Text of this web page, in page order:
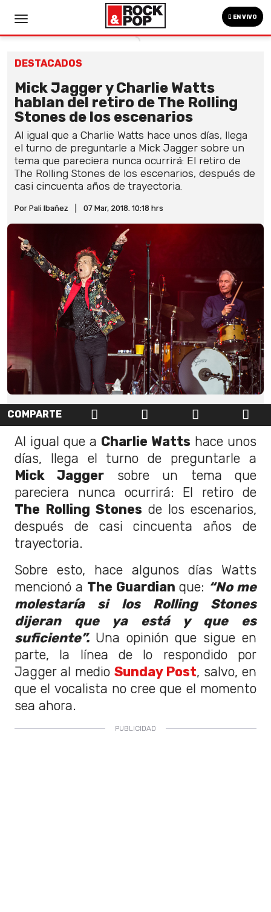
EN VIVO
DESTACADOS
Mick Jagger y Charlie Watts
hablan del retiro de The Rolling
Stones de los escenarios
Al igual que a Charlie Watts hace unos días, llega
el turno de preguntarle a Mick Jagger sobre un
tema que pareciera nunca ocurrirá: El retiro de
The Rolling Stones de los escenarios, después de
casi cincuenta años de trayectoria.
Por Pali Ibañez 07 Mar, 2018. 10:18 hrs
COMPARTE
Al igual que a Charlie Watts hace unos
días, llega el turno de preguntarle a
Mick Jagger sobre un tema que
pareciera nunca ocurrirá: El retiro de
The Rolling Stones de los escenarios,
después de casi cincuenta años de
trayectoria.
Sobre esto, hace algunos días Watts
mencionó a The Guardian que: “No me
molestaría si los Rolling Stones
dijeran que ya está y que es
suficiente”. Una opinión que sigue en
parte, la línea de lo respondido por
Jagger al medio Sunday Post, salvo, en
que el vocalista no cree que el momento
sea ahora.